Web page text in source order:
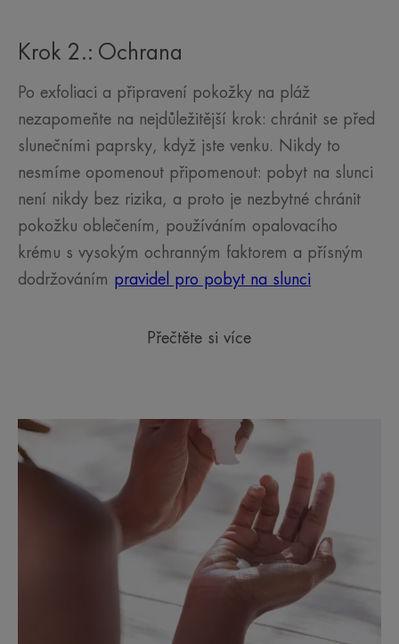
Krok 2.: Ochrana
Po exfoliaci a připravení pokožky na pláž
nezapomeňte na nejdůležitější krok: chránit se před
slunečními paprsky, když jste venku. Nikdy to
nesmíme opomenout připomenout: pobyt na slunci
není nikdy bez rizika, a proto je nezbytné chránit
pokožku oblečením, používáním opalovacího
krému s vysokým ochranným faktorem a přísným
dodržováním pravidel pro pobyt na slunci
Přečtěte si více